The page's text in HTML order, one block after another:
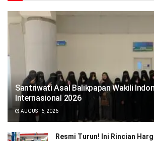
Santriwati Asal Balikpapan Wakili
Internasional 2026
AUGUST 6, 2026
Resmi Turun! Ini Rincian